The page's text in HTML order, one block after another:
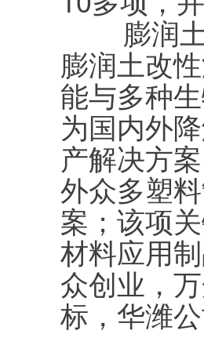
膨润土
膨润土改
能与多种
为国内外
产解决方
外众多塑
案；该项
材料应用
众创业，
标，华潍